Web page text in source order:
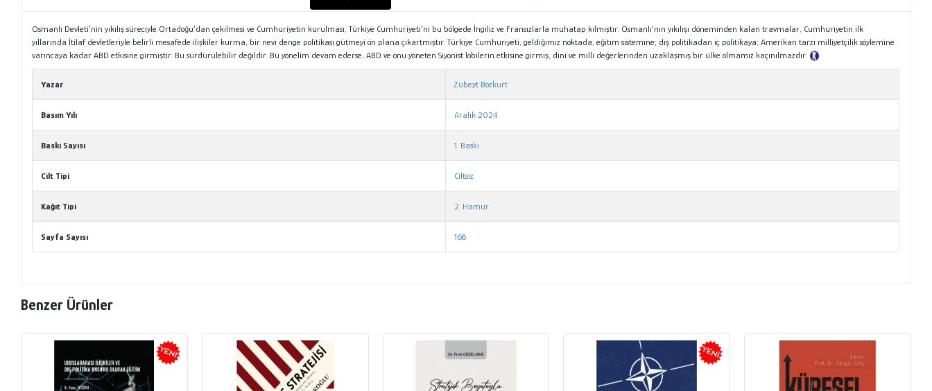
Osmanlı Devleti’nin yıkılış süreciyle Ortadoğu’dan çekilmesi ve Cumhuriyetin kurulması, Türkiye Cumhuriyeti’ni bu bölgede İngiliz ve Fransızlarla muhatap kılmıştır. Osmanlı’nın yıkılışı döneminden kalan travmalar, Cumhuriyetin ilk
yıllarında İtilaf devletleriyle belirli mesafede ilişkiler kurma, bir nevi denge politikası gütmeyi ön plana çıkartmıştır. Türkiye Cumhuriyeti, geldiğimiz noktada, eğitim sistemine; dış politikadan iç politikaya; Amerikan tarzı milliyetçilik söylemine
varıncaya kadar ABD etkisine girmiştir. Bu sürdürülebilir değildir. Bu yönelim devam ederse, ABD ve onu yöneten Siyonist lobilerin etkisine girmiş, dini ve milli değerlerinden uzaklaşmış bir ülke olmamız kaçınılmazdır.
Yazar Zübeyt Bozkurt
Basım Yılı Aralık 2024
Baskı Sayısı 1. Baskı
Cilt Tipi Ciltsiz
Kağıt Tipi 2. Hamur
Sayfa Sayısı 168
Benzer Ürünler